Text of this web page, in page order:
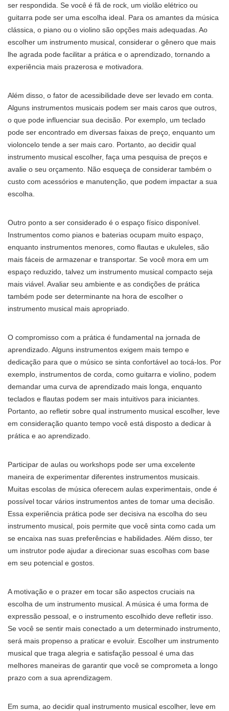
ser respondida. Se você é fã de rock, um violão elétrico ou
guitarra pode ser uma escolha ideal. Para os amantes da música
clássica, o piano ou o violino são opções mais adequadas. Ao
escolher um instrumento musical, considerar o gênero que mais
lhe agrada pode facilitar a prática e o aprendizado, tornando a
experiência mais prazerosa e motivadora.
Além disso, o fator de acessibilidade deve ser levado em conta.
Alguns instrumentos musicais podem ser mais caros que outros,
o que pode influenciar sua decisão. Por exemplo, um teclado
pode ser encontrado em diversas faixas de preço, enquanto um
violoncelo tende a ser mais caro. Portanto, ao decidir qual
instrumento musical escolher, faça uma pesquisa de preços e
avalie o seu orçamento. Não esqueça de considerar também o
custo com acessórios e manutenção, que podem impactar a sua
escolha.
Outro ponto a ser considerado é o espaço físico disponível.
Instrumentos como pianos e baterias ocupam muito espaço,
enquanto instrumentos menores, como flautas e ukuleles, são
mais fáceis de armazenar e transportar. Se você mora em um
espaço reduzido, talvez um instrumento musical compacto seja
mais viável. Avaliar seu ambiente e as condições de prática
também pode ser determinante na hora de escolher o
instrumento musical mais apropriado.
O compromisso com a prática é fundamental na jornada de
aprendizado. Alguns instrumentos exigem mais tempo e
dedicação para que o músico se sinta confortável ao tocá-los. Por
exemplo, instrumentos de corda, como guitarra e violino, podem
demandar uma curva de aprendizado mais longa, enquanto
teclados e flautas podem ser mais intuitivos para iniciantes.
Portanto, ao refletir sobre qual instrumento musical escolher, leve
em consideração quanto tempo você está disposto a dedicar à
prática e ao aprendizado.
Participar de aulas ou workshops pode ser uma excelente
maneira de experimentar diferentes instrumentos musicais.
Muitas escolas de música oferecem aulas experimentais, onde é
possível tocar vários instrumentos antes de tomar uma decisão.
Essa experiência prática pode ser decisiva na escolha do seu
instrumento musical, pois permite que você sinta como cada um
se encaixa nas suas preferências e habilidades. Além disso, ter
um instrutor pode ajudar a direcionar suas escolhas com base
em seu potencial e gostos.
A motivação e o prazer em tocar são aspectos cruciais na
escolha de um instrumento musical. A música é uma forma de
expressão pessoal, e o instrumento escolhido deve refletir isso.
Se você se sentir mais conectado a um determinado instrumento,
será mais propenso a praticar e evoluir. Escolher um instrumento
musical que traga alegria e satisfação pessoal é uma das
melhores maneiras de garantir que você se comprometa a longo
prazo com a sua aprendizagem.
Em suma, ao decidir qual instrumento musical escolher, leve em